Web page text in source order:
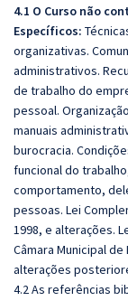
4.1 O Curso não
Específicos:
organizativas.
administrativos.
de trabalho do
pessoal.
manuais
burocracia.
funcional do
comportamento,
pessoas. Lei
1998, e alterações.
Câmara Municipal de
alterações
4.2 As referências